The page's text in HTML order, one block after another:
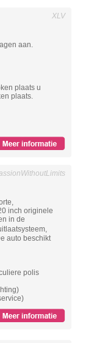
XLV
aan.
plaats u
plaats.
inch originele
in de
auto beschikt
polis